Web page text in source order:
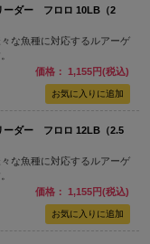
ーダー フロロ 10LB（2
な魚種に対応するルアーゲ
価格： 1,155円(税込)
ーダー フロロ 12LB（2.5
な魚種に対応するルアーゲ
価格： 1,155円(税込)